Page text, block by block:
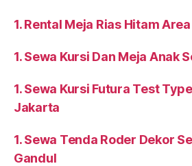
1. Rental Meja Rias Hitam
1. Sewa Kursi Dan Meja Anak
1. Sewa Kursi Futura Test
Jakarta
1. Sewa Tenda Roder Dekor
Gandul